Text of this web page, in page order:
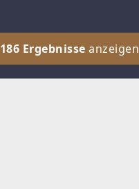
186 Ergebnisseanzeigen